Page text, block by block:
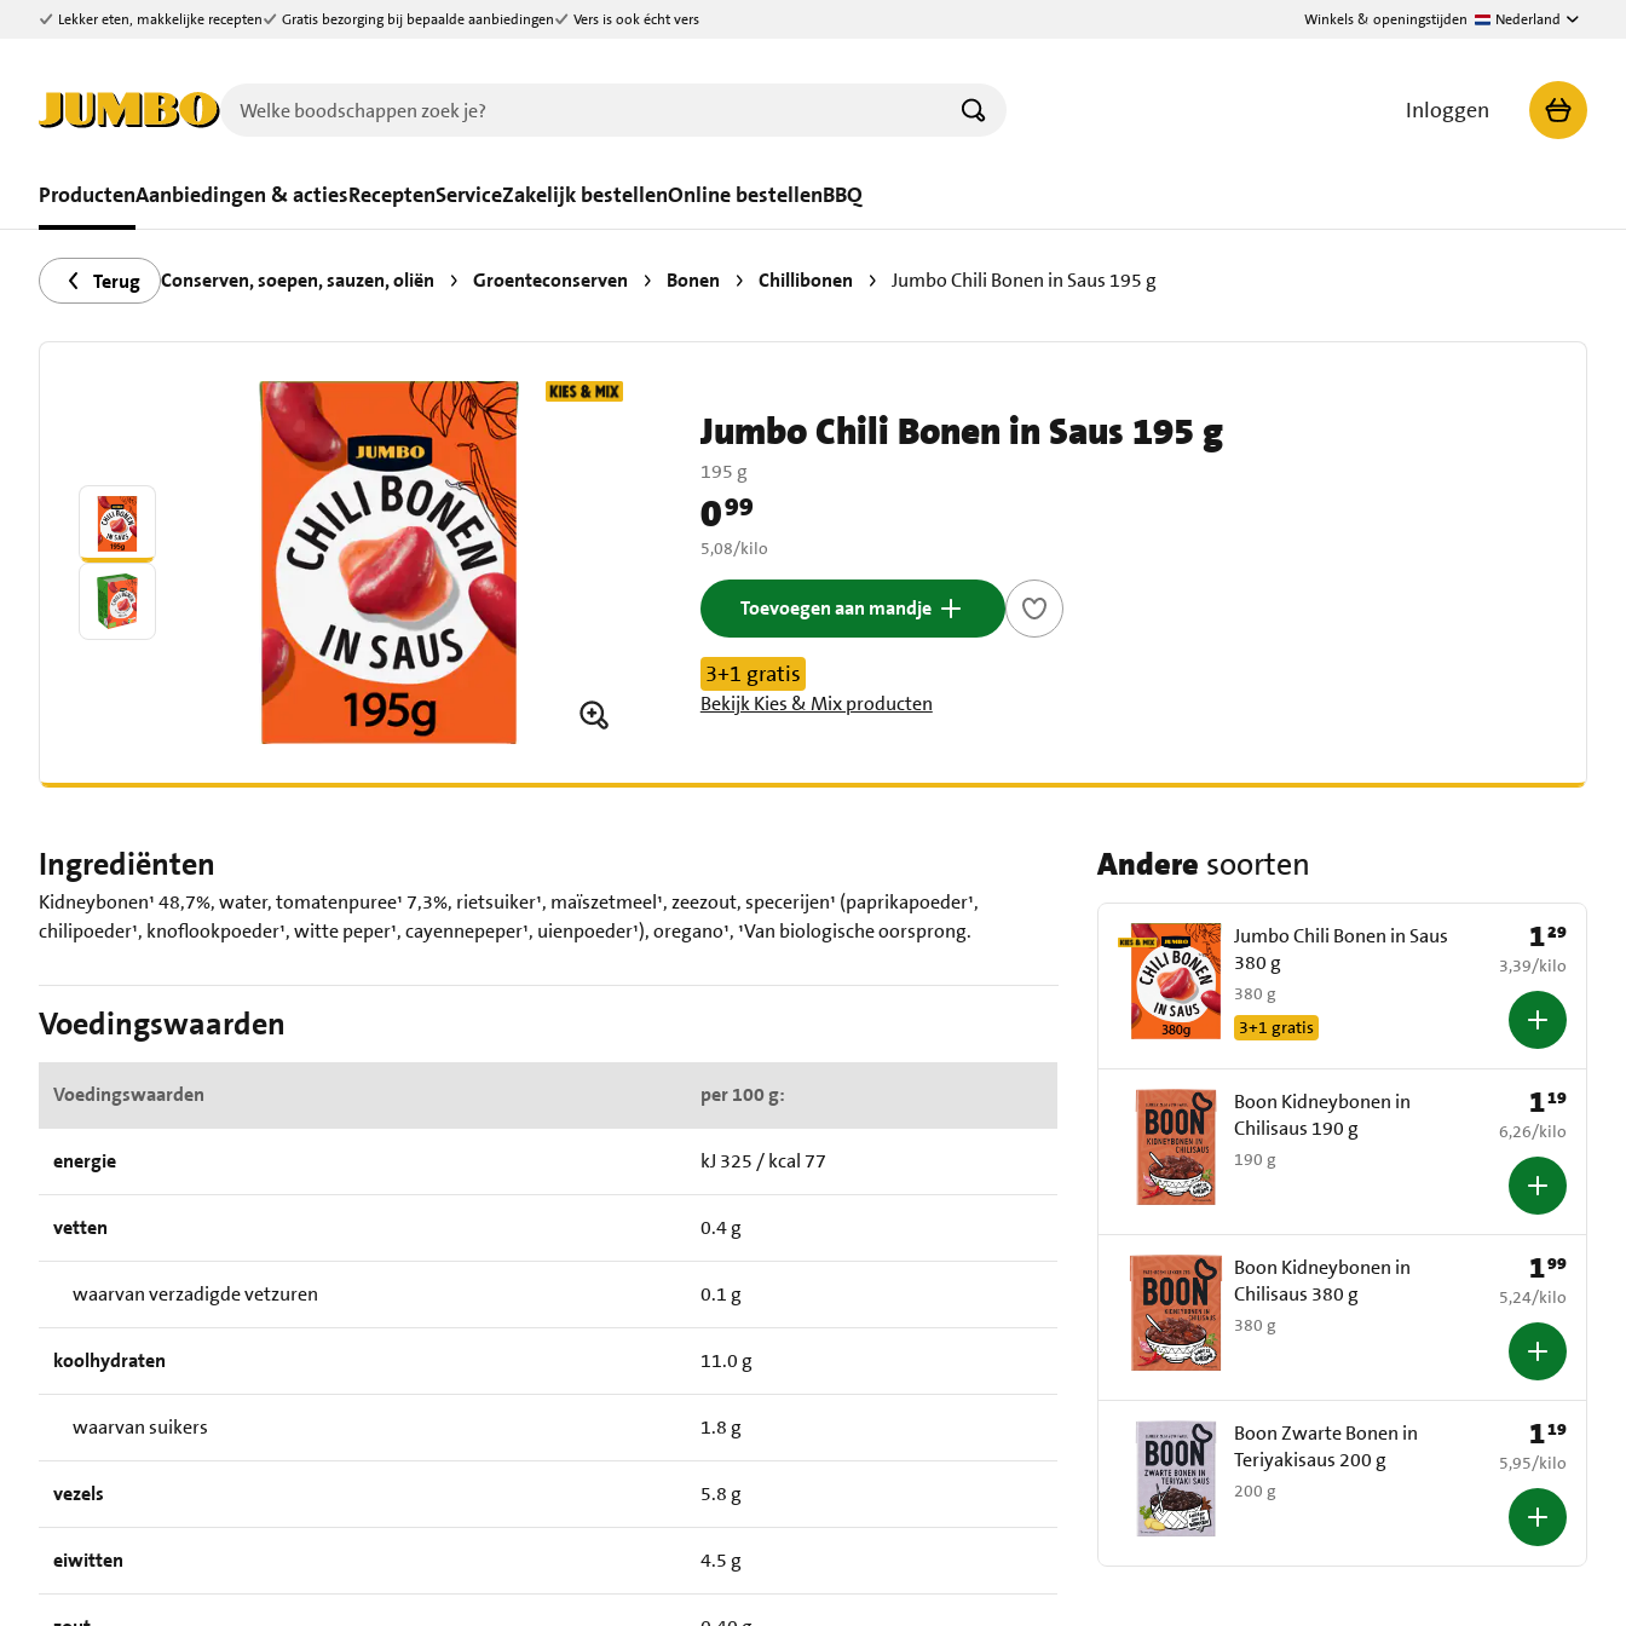
Ga naar zoeken
Ga naar hoofdinhoud
Lekker eten, makkelijke recepten Gratis bezorging bij bepaalde aanbiedingen Vers is ook écht vers Winkels & openingstijden Nederland
Inloggen
ProductenAanbiedingen & actiesReceptenServiceZakelijk bestellenOnline bestellenBBQ
Terug Conserven, soepen, sauzen, oliën Groenteconserven Bonen Chillibonen Jumbo Chili Bonen in Saus 195 g
Jumbo Chili Bonen in Saus 195 g
195 g
Prijs: € 0,99
099
€ 5,08 per kilo
5,08/kilo
Toevoegen aan mandje
3+1 gratis
Bekijk Kies & Mix producten
Ingrediënten
Kidneybonen¹ 48,7%, water, tomatenpuree¹ 7,3%, rietsuiker¹, maïszetmeel¹, zeezout, specerijen¹ (paprikapoeder¹,
chilipoeder¹, knoflookpoeder¹, witte peper¹, cayennepeper¹, uienpoeder¹), oregano¹, ¹Van biologische oorsprong.
Voedingswaarden
Voedingswaarden per 100 g:
energie kJ 325 / kcal 77
vetten 0.4 g
waarvan verzadigde vetzuren 0.1 g
koolhydraten 11.0 g
waarvan suikers 1.8 g
vezels 5.8 g
eiwitten 4.5 g
Andere soorten
Jumbo Chili Bonen in Saus
380 g
380 g
3+1 gratis
Prijs: € 1,29
129
€ 3,39 per kilo
3,39/kilo
Boon Kidneybonen in
Chilisaus 190 g
190 g
Prijs: € 1,19
119
€ 6,26 per kilo
6,26/kilo
Boon Kidneybonen in
Chilisaus 380 g
380 g
Prijs: € 1,99
199
€ 5,24 per kilo
5,24/kilo
Boon Zwarte Bonen in
Teriyakisaus 200 g
200 g
Prijs: € 1,19
119
€ 5,95 per kilo
5,95/kilo